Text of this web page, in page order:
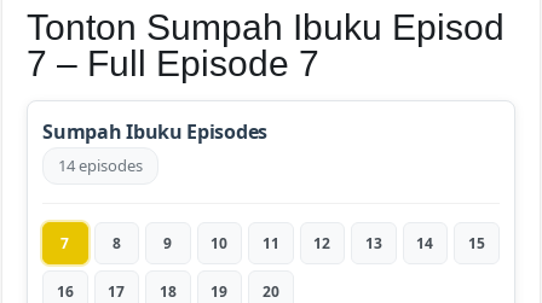
Tonton Sumpah Ibuku Episod
7 – Full Episode 7
Sumpah Ibuku Episodes
14 episodes
7 8 9 10 11 12 13 14 15
16 17 18 19 20